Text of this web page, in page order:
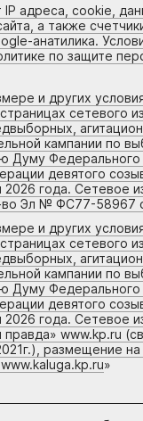
IP адреса, cookie,
а также
анатилика.
по защите
и других
сетевого
кампании по
Думу
девятого
2026 года. Сетевое
Эл № ФС77-58967
и других
сетевого
кампании по
Думу
девятого
2026 года. Сетевое
правда» www.kp.ru
размещение
»